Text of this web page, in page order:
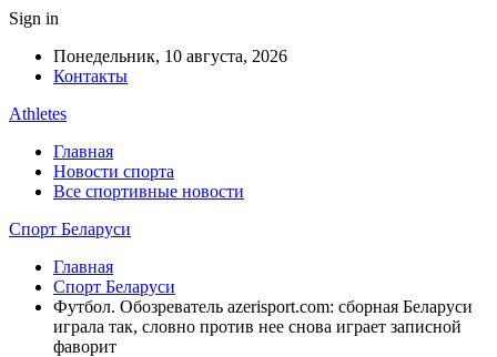
Sign in
Понедельник, 10 августа, 2026
Контакты
Athletes
Главная
Новости спорта
Все спортивные новости
Спорт Беларуси
Главная
Спорт Беларуси
Футбол. Обозреватель azerisport.com: сборная Беларуси
играла так, словно против нее снова играет записной
фаворит